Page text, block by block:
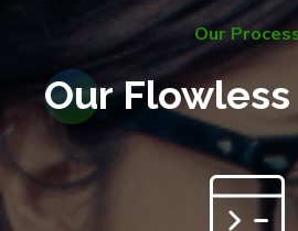
Our
Our